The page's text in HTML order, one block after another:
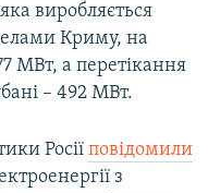
виробляється
Криму, на
МВт, а перетікання
– 492 МВт.
Росії повідомили
з